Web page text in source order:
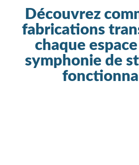
Découvrez
fabrications
chaque
symphonie de